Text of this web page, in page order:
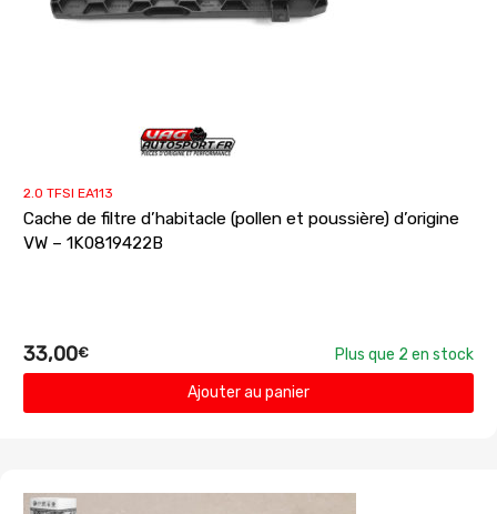
2.0 TFSI EA113
Cache de filtre d’habitacle (pollen et poussière) d’origine
VW – 1K0819422B
33,00€
Plus que 2 en stock
Ajouter au panier